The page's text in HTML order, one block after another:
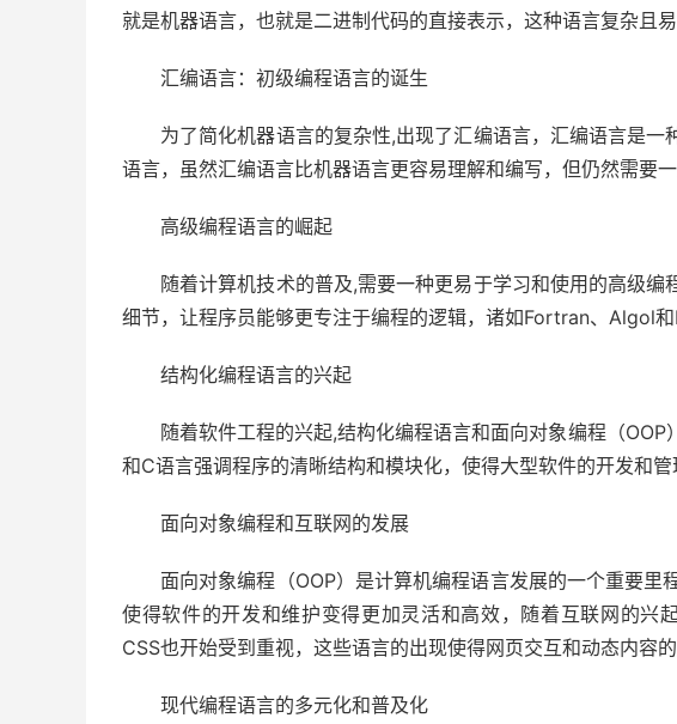
就是机器语言，也就是二进制代码的直接表示，这种语言复杂且
汇编语言：初级编程语言的诞生
为了简化机器语言的复杂性,出现了汇编语言，汇编语言是
语言，虽然汇编语言比机器语言更容易理解和编写，但仍然需要一
高级编程语言的崛起
随着计算机技术的普及,需要一种更易于学习和使用的高级
细节，让程序员能够更专注于编程的逻辑，诸如Fortran、Algol和
结构化编程语言的兴起
随着软件工程的兴起,结构化编程语言和面向对象编程（
和C语言强调程序的清晰结构和模块化，使得大型软件的开发和管
面向对象编程和互联网的发展
面向对象编程（OOP）是计算机编程语言发展的一个重要里
使得软件的开发和维护变得更加灵活和高效，随着互联网的兴
CSS也开始受到重视，这些语言的出现使得网页交互和动态内容的
现代编程语言的多元化和普及化